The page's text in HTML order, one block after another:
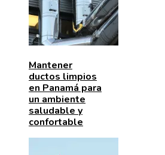
Mantener
ductos limpios
en Panamá para
un ambiente
saludable y
confortable